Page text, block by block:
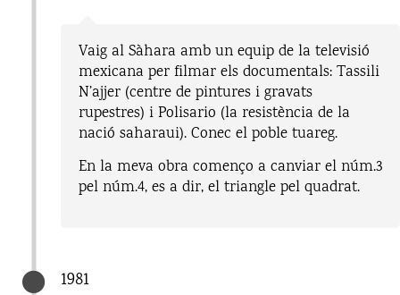
Vaig al Sàhara amb un equip de la televisió
mexicana per filmar els documentals: Tassili
N’ajjer (centre de pintures i gravats
rupestres) i Polisario (la resistència de la
nació saharaui). Conec el poble tuareg.
En la meva obra començo a canviar el núm.3
pel núm.4, es a dir, el triangle pel quadrat.
1981